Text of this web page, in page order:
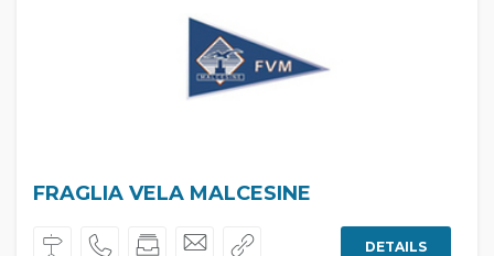
FRAGLIA VELA MALCESINE
DETAILS